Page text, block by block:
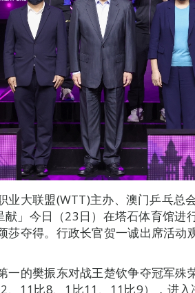
业大联盟(WTT)主办、澳门乒乓总
」今日（23日）在塔石体育馆进
莎夺得。行政长官贺一诚出席活动
一的樊振东对战王楚钦争夺冠军殊
、11比8、1比11、11比9），进入